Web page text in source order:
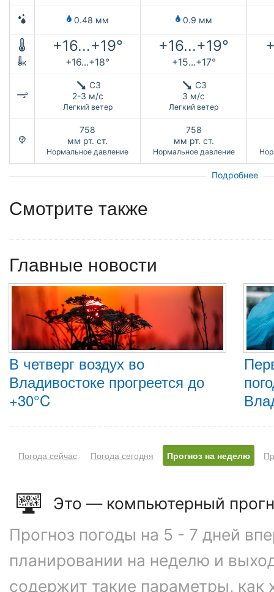
0.48 мм 0.9 мм
+16...+19° +16...+19°
к +16...+18° +15...+17°
СЗ
2-3 м/с
Легкий ветер
СЗ
3 м/с
Легкий ветер
758
мм рт. ст.
Нормальное давление
758
мм рт. ст.
Нормальное давление
Подробнее
Смотрите также
Главные новости
В четверг воздух во
Владивостоке прогреется до
+30°C
Погода сейчас Погода сегодня Прогноз на неделю
Это — компьютерный
Прогноз погоды на 5 - 7 дней
планировании на неделю и
содержит такие параметры, как